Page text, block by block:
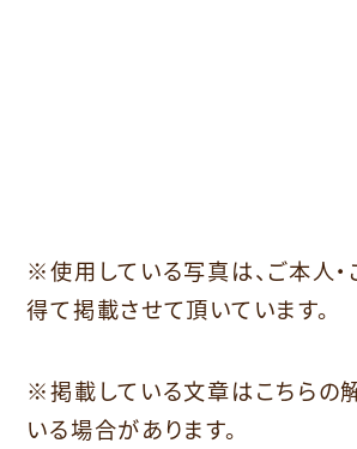
※使用している写真は、ご本人
得て掲載させて頂いています。
※掲載している文章はこちらの
いる場合があります。